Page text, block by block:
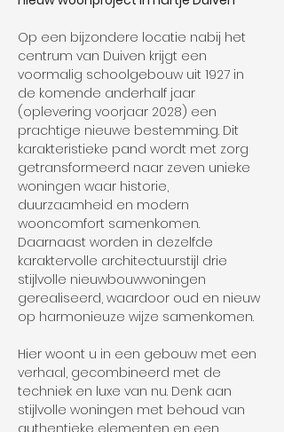
Op een bijzondere locatie nabij het
centrum van Duiven krijgt een
voormalig schoolgebouw uit 1927 in
de komende anderhalf jaar
(oplevering voorjaar 2028) een
prachtige nieuwe bestemming. Dit
karakteristieke pand wordt met zorg
getransformeerd naar zeven unieke
woningen waar historie,
duurzaamheid en modern
wooncomfort samenkomen.
Daarnaast worden in dezelfde
karaktervolle architectuurstijl drie
stijlvolle nieuwbouwwoningen
gerealiseerd, waardoor oud en nieuw
op harmonieuze wijze samenkomen.
Hier woont u in een gebouw met een
verhaal, gecombineerd met de
techniek en luxe van nu. Denk aan
stijlvolle woningen met behoud van
authentieke elementen en een